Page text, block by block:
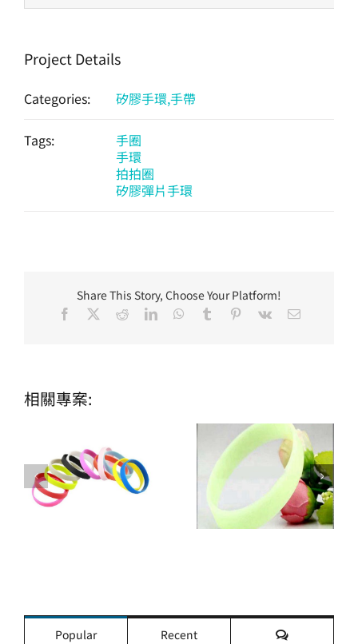
Project Details
Categories: 矽膠手環,手帶
Tags:
手圈
手環
拍拍圈
矽膠彈片手環
Share This Story, Choose Your Platform!
Facebook RedditLinkedInWhatsApp
Tumblr Pinterest
Vk Email:
相關專案:
Popular Recent
評